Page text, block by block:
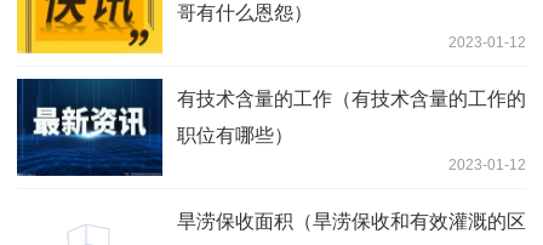
哥有什么恩怨）
2023-01-12
有技术含量的工作（有技术含量的工作的
职位有哪些）
2023-01-12
旱涝保收面积（旱涝保收和有效灌溉的区